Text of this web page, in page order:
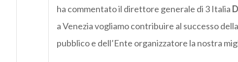
ha commentato il direttore generale di 3 Italia
a Venezia vogliamo contribuire al successo
pubblico e dell’Ente organizzatore la nostra